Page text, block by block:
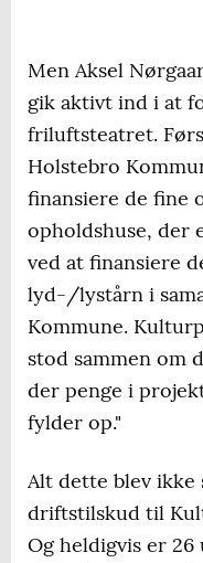
Men Aksel
gik aktivt ind i at
friluftsteatret.
Holstebro
finansiere de fine
opholdshuse, der
ved at finansiere
lyd-/lystårn i
Kommune.
stod sammen om
der penge i
fylder op."
Alt dette blev ikke
driftstilskud til
Og heldigvis er 26